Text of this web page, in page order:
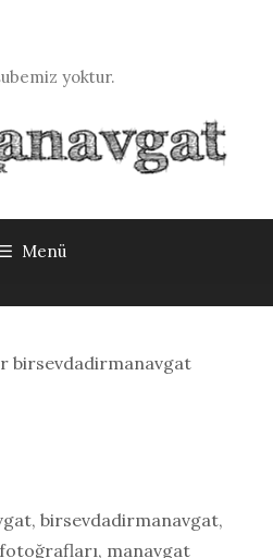
yoktur.
Menü
birsevdadirmanavgat
, birsevdadirmanavgat,
, manavgat